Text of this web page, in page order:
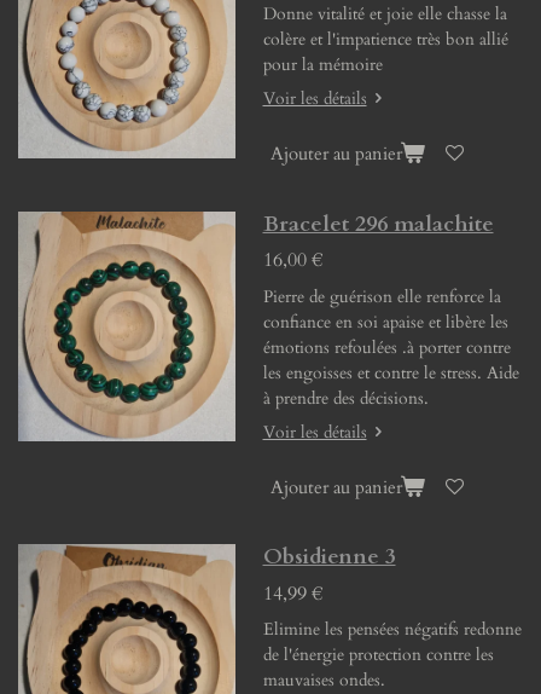
Donne vitalité et joie elle chasse la
colère et l'impatience très bon allié
pour la mémoire
Voir les détails
Ajouter au panier
Bracelet 296 malachite
16,00 €
Pierre de guérison elle renforce la
confiance en soi apaise et libère les
émotions refoulées .à porter contre
les engoisses et contre le stress. Aide
à prendre des décisions.
Voir les détails
Ajouter au panier
Obsidienne 3
14,99 €
Elimine les pensées négatifs redonne
de l'énergie protection contre les
mauvaises ondes.